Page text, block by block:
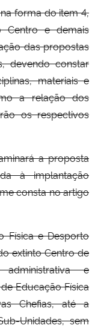
forma do item 4,
Centro e demais
das propostas
devendo constar
materiais e
a relação dos
os respectivos
a proposta
à implantação
consta no artigo
Física e Desporto
extinto Centro de
administrativa e
Educação Física
Chefias, até a
Unidades, sem